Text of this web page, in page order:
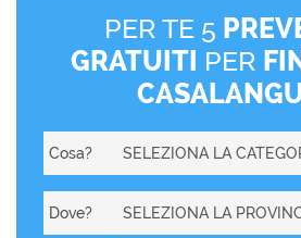
PER TE 5
GRATUITI PER
Cosa?
Dove?